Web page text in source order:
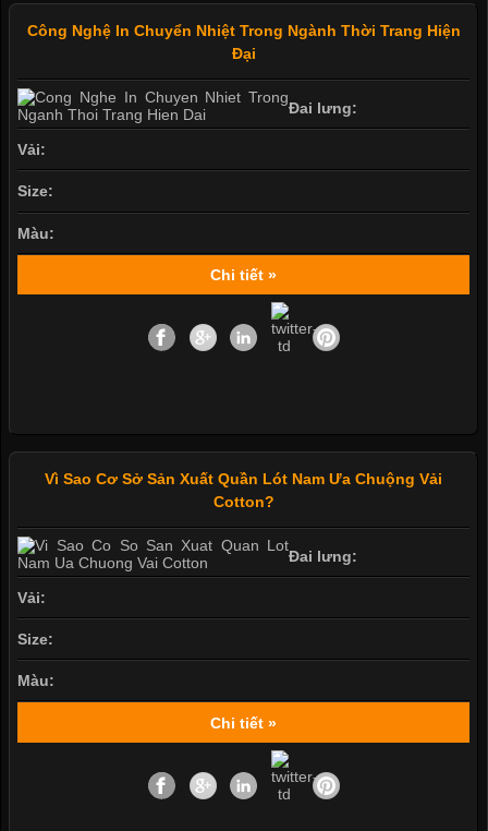
Công Nghệ In Chuyển Nhiệt Trong Ngành Thời Trang Hiện
Đại
Đai lưng:
Vải:
Size:
Màu:
Chi tiết »
Vì Sao Cơ Sở Sản Xuất Quần Lót Nam Ưa Chuộng Vải
Cotton?
Đai lưng:
Vải:
Size:
Màu:
Chi tiết »